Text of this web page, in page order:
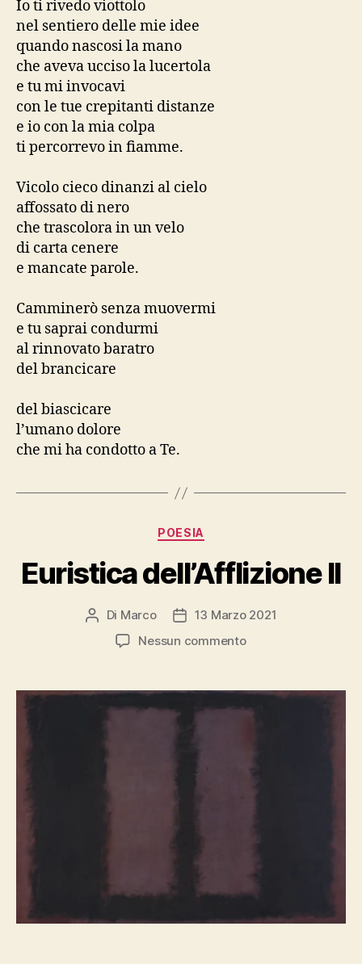
Io ti rivedo viottolo
nel sentiero delle mie idee
quando nascosi la mano
che aveva ucciso la lucertola
e tu mi invocavi
con le tue crepitanti distanze
e io con la mia colpa
ti percorrevo in fiamme.
Vicolo cieco dinanzi al cielo
affossato di nero
che trascolora in un velo
di carta cenere
e mancate parole.
Camminerò senza muovermi
e tu saprai condurmi
al rinnovato baratro
del brancicare
del biascicare
l’umano dolore
che mi ha condotto a Te.
Categorie
POESIA
Euristica dell’Afflizione II
Autore
articolo
Di Marco
Data13 Marzo 2021
Nessun commentosu
II